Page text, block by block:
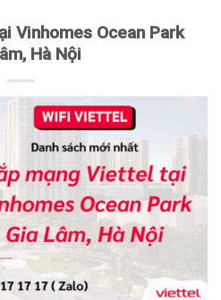
Vinhomes Ocean Park
Hà Nội